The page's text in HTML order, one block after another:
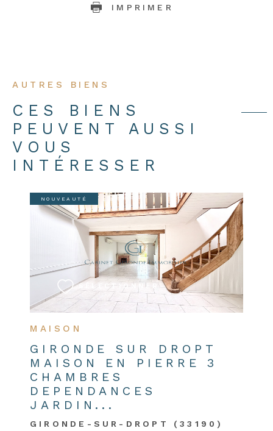
IMPRIMER
AUTRES BIENS
CES BIENS
PEUVENT AUSSI
VOUS
INTÉRESSER
MAISON
GIRONDE SUR DROPT
MAISON EN PIERRE 3
CHAMBRES
DEPENDANCES
JARDIN...
GIRONDE-SUR-DROPT (33190)
NOUVEAUTÉ
SÉLECTIONNER
VOIR LE BIEN